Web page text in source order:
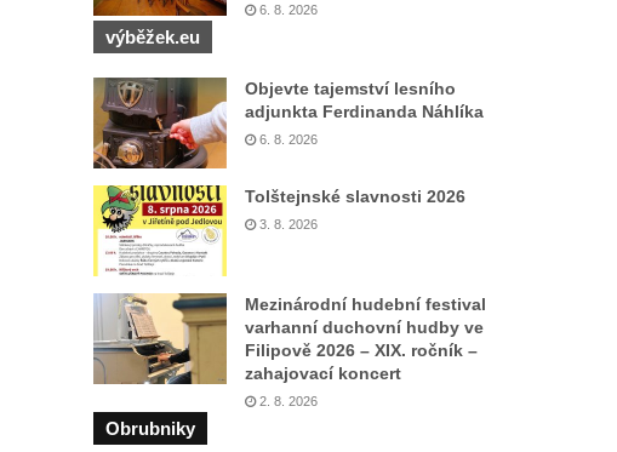
6. 8. 2026
výběžek.eu
Objevte tajemství lesního
adjunkta Ferdinanda Náhlíka
6. 8. 2026
Tolštejnské slavnosti 2026
3. 8. 2026
Mezinárodní hudební festival
varhanní duchovní hudby ve
Filipově 2026 – XIX. ročník –
zahajovací koncert
2. 8. 2026
Obrubniky